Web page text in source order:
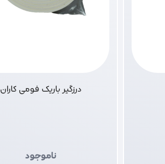
درزگیر باریک فومی کاران
ناموجود